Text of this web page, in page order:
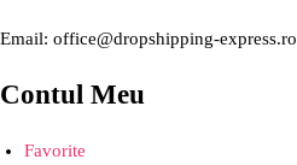
Email: office@dropshipping-express.ro
Contul Meu
Favorite